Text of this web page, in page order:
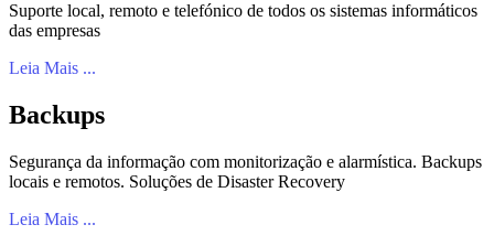
Suporte local, remoto e telefónico de todos os sistemas informáticos
das empresas
Leia Mais ...
Backups
Segurança da informação com monitorização e alarmística. Backups
locais e remotos. Soluções de Disaster Recovery
Leia Mais ...